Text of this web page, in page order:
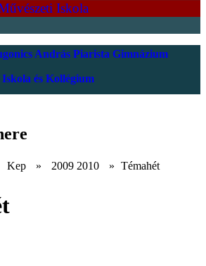
Iskola
András Piarista Gimnázium
és Kollégium
Kep » 2009 2010 » Témahét